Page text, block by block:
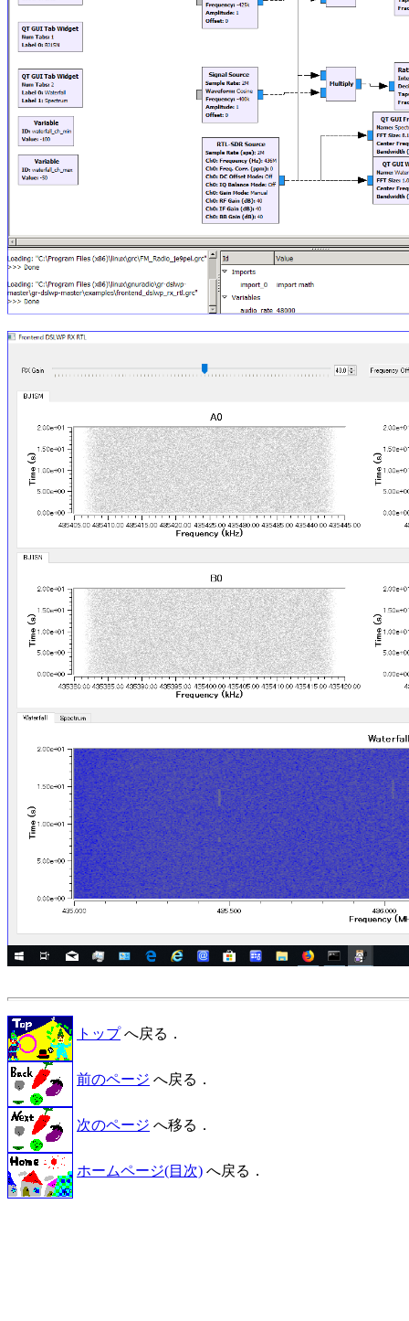
トップへ戻る．
前のページ へ戻る．
次のページ へ移る．
ホームページ(目次) へ戻る．